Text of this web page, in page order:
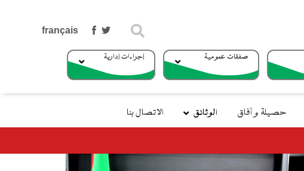
صفقات عمومية إجراءات إدارية
حصيلة و آفاق الوثائق الاتصال بنا